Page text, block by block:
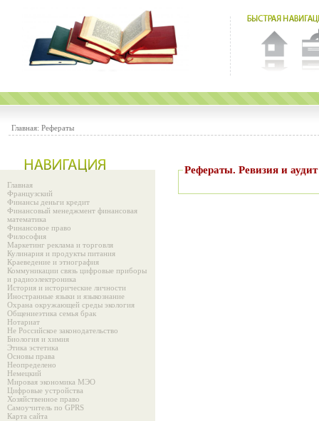
Главная: Рефераты
Главная
Французский
Финансы деньги кредит
Финансовый менеджмент финансовая
математика
Финансовое право
Философия
Маркетинг реклама и торговля
Кулинария и продукты питания
Краеведение и этнография
Коммуникации связь цифровые приборы
и радиоэлектроника
История и исторические личности
Иностранные языки и языкознание
Охрана окружающей среды экология
Общениеэтика семья брак
Нотариат
Не Российское законодательство
Биология и химия
Этика эстетика
Основы права
Неопределено
Немецкий
Мировая экономика МЭО
Цифровые устройства
Хозяйственное право
Самоучитель по GPRS
Карта сайта
Рефераты. Ревизия и аудит